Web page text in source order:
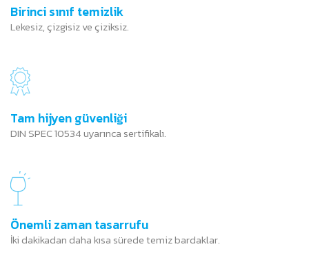
Birinci sınıf temizlik
Lekesiz, çizgisiz ve çiziksiz.
Tam hijyen güvenliği
DIN SPEC 10534 uyarınca sertifikalı.
Önemli zaman tasarrufu
İki dakikadan daha kısa sürede temiz bardaklar.